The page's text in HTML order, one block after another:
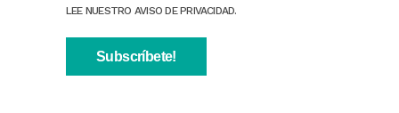
LEE NUESTRO AVISO DE PRIVACIDAD.